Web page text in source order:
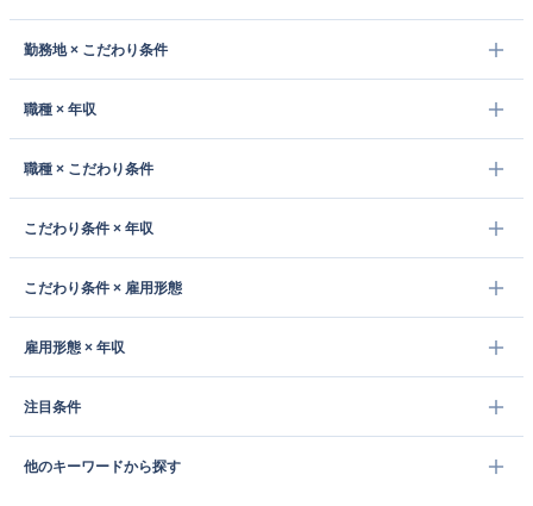
勤務地 × こだわり条件
職種 × 年収
職種 × こだわり条件
こだわり条件 × 年収
こだわり条件 × 雇用形態
雇用形態 × 年収
注目条件
他のキーワードから探す